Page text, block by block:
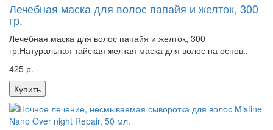
Лечебная маска для волос папайя и желток, 300
гр.
Лечебная маска для волос папайя и желток, 300
гр.Натуральная тайская желтая маска для волос на основ..
425 р.
Купить